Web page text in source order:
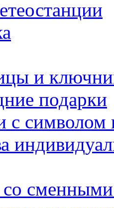
и
подарки
с символом
сменными